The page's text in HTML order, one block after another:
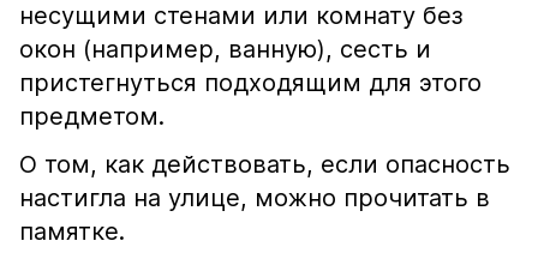
несущими стенами или комнату без
окон (например, ванную), сесть и
пристегнуться подходящим для этого
предметом.
О том, как действовать, если опасность
настигла на улице, можно прочитать в
памятке.